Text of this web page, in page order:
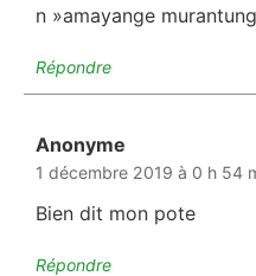
n »amayange
Répondre
Anonyme
1 décembre 2019 à 0 h 54
Bien dit mon pote
Répondre